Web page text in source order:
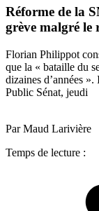
Réforme de la
grève malgré le
Florian Philippot
que la « bataille du
dizaines d’années
Public Sénat, jeudi
Par Maud Larivière
Temps de lecture :